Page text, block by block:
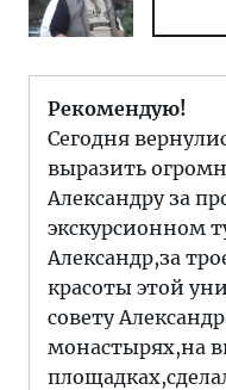
Рекомендую!
Сегодня
выразить
Александру за
экскурсионном
Александр,за
красоты этой
совету
монастырях,на